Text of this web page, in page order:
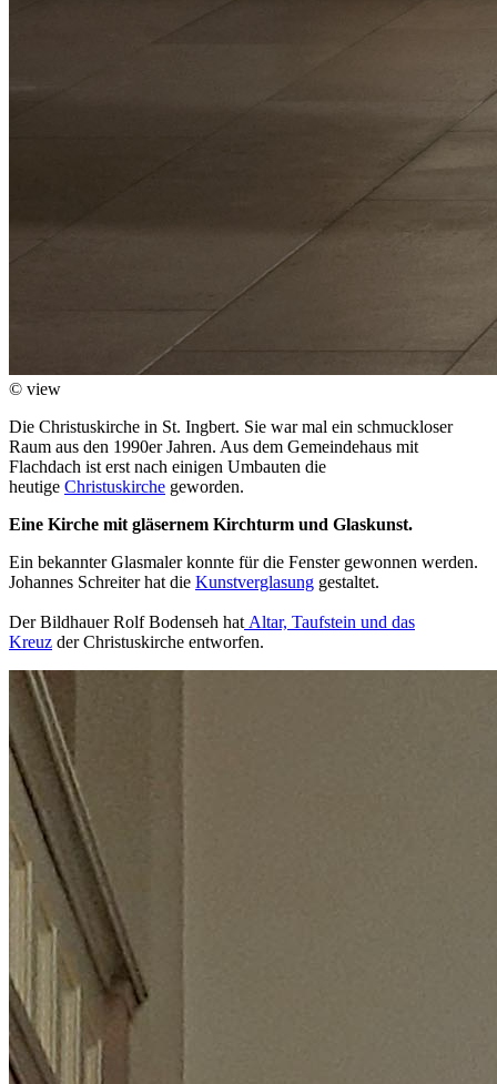
© view
Die Christuskirche in St. Ingbert. Sie war mal ein schmuckloser
Raum aus den 1990er Jahren. Aus dem Gemeindehaus mit
Flachdach ist erst nach einigen Umbauten die
heutige Christuskirche geworden.
Eine Kirche mit gläsernem Kirchturm und Glaskunst.
Ein bekannter Glasmaler konnte für die Fenster gewonnen werden.
Johannes Schreiter hat die Kunstverglasung gestaltet.
Der Bildhauer Rolf Bodenseh hat Altar, Taufstein und das
Kreuz der Christuskirche entworfen.